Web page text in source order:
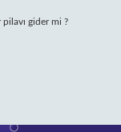
pilavı gider mi ?